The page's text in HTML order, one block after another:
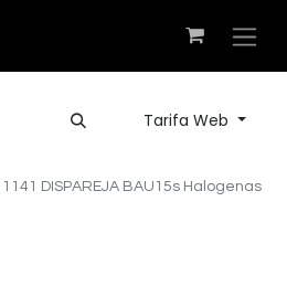
Tarifa Web
DISPAREJA BAU15s Halogenas